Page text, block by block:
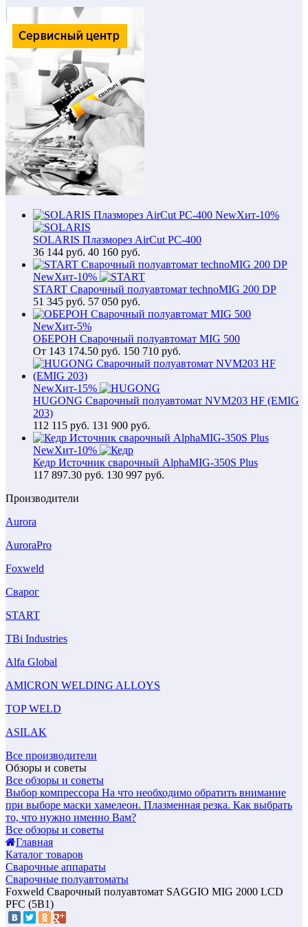
NewХит-10%
SOLARIS Плазморез AirCut PC-400
36 144 руб. 40 160 руб.
NewХит-10%
START Сварочный полуавтомат technoMIG 200 DP
51 345 руб. 57 050 руб.
NewХит-5%
ОБЕРОН Сварочный полуавтомат MIG 500
От 143 174.50 руб. 150 710 руб.
NewХит-15%
HUGONG Сварочный полуавтомат NVM203 HF (EMIG
203)
112 115 руб. 131 900 руб.
NewХит-10%
Кедр Источник сварочный AlphaMIG-350S Plus
117 897.30 руб. 130 997 руб.
Производители
Aurora
AuroraPro
Foxweld
Сварог
START
TBi Industries
Alfa Global
AMICRON WELDING ALLOYS
TOP WELD
ASILAK
Все производители
Обзоры и советы
Все обзоры и советы
Выбор компрессора На что необходимо обратить внимание
при выборе маски хамелеон. Плазменная резка. Как выбрать
то, что нужно именно Вам?
Все обзоры и советы
Главная
Каталог товаров
Сварочные аппараты
Сварочные полуавтоматы
Foxweld Сварочный полуавтомат SAGGIO MIG 2000 LCD
PFC (5В1)